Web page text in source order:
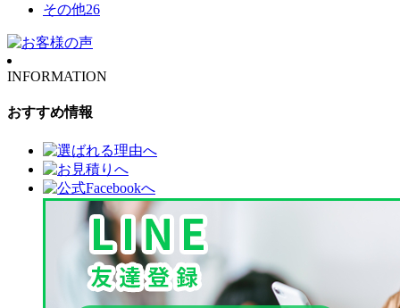
その他26
INFORMATION
おすすめ情報